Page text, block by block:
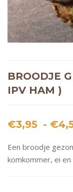
BROODJE
IPV HAM )
€3,95 - €
Een broodje
komkommer, ei en